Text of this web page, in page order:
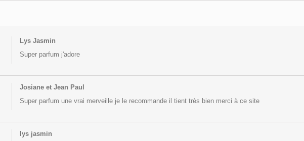
Lys Jasmin
Super parfum j'adore
Josiane et Jean Paul
Super parfum une vrai merveille je le recommande il tient très bien merci à ce site
lys jasmin